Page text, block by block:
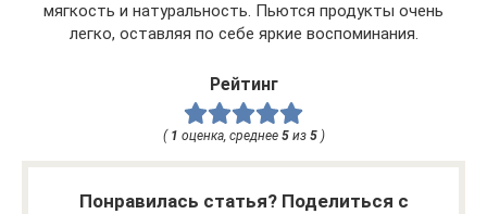
мягкость и натуральность. Пьются продукты очень
легко, оставляя по себе яркие воспоминания.
Рейтинг
( 1 оценка, среднее 5из 5)
Понравилась статья? Поделиться с